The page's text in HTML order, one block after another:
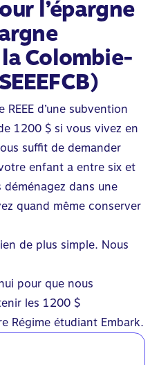
l’épargne
Colombie-
d’une subvention
1 200 $ si vous vivez en
suffit de demander
enfant a entre six et
dans une
quand même conserver
de plus simple. Nous
pour que nous
les 1 200 $
Régime étudiant Embark.